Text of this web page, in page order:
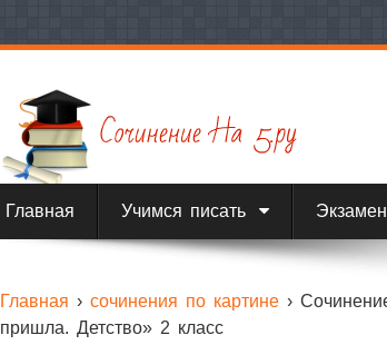
Главная Учимся писать
Главная ›сочинения по картине ›
пришла. Детство» 2 класс